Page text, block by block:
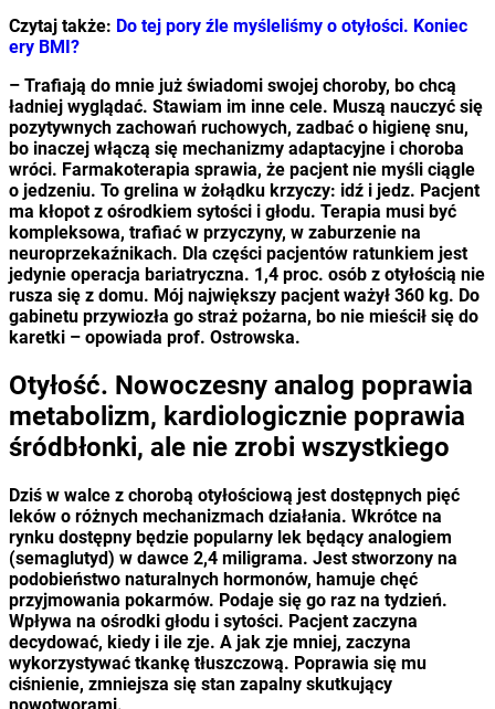
Czytaj także: Do tej pory źle myśleliśmy o otyłości. Koniec
ery BMI?
– Trafiają do mnie już świadomi swojej choroby, bo chcą
ładniej wyglądać. Stawiam im inne cele. Muszą nauczyć się
pozytywnych zachowań ruchowych, zadbać o higienę snu,
bo inaczej włączą się mechanizmy adaptacyjne i choroba
wróci. Farmakoterapia sprawia, że pacjent nie myśli ciągle
o jedzeniu. To grelina w żołądku krzyczy: idź i jedz. Pacjent
ma kłopot z ośrodkiem sytości i głodu. Terapia musi być
kompleksowa, trafiać w przyczyny, w zaburzenie na
neuroprzekaźnikach. Dla części pacjentów ratunkiem jest
jedynie operacja bariatryczna. 1,4 proc. osób z otyłością nie
rusza się z domu. Mój największy pacjent ważył 360 kg. Do
gabinetu przywiozła go straż pożarna, bo nie mieścił się do
karetki – opowiada prof. Ostrowska.
Otyłość. Nowoczesny analog poprawia
metabolizm, kardiologicznie poprawia
śródbłonki, ale nie zrobi wszystkiego
Dziś w walce z chorobą otyłościową jest dostępnych pięć
leków o różnych mechanizmach działania. Wkrótce na
rynku dostępny będzie popularny lek będący analogiem
(semaglutyd) w dawce 2,4 miligrama. Jest stworzony na
podobieństwo naturalnych hormonów, hamuje chęć
przyjmowania pokarmów. Podaje się go raz na tydzień.
Wpływa na ośrodki głodu i sytości. Pacjent zaczyna
decydować, kiedy i ile zje. A jak zje mniej, zaczyna
wykorzystywać tkankę tłuszczową. Poprawia się mu
ciśnienie, zmniejsza się stan zapalny skutkujący